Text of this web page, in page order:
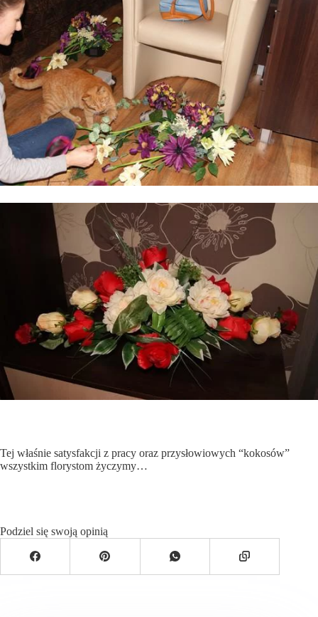
Tej właśnie satysfakcji z pracy oraz przysłowiowych “kokosów”
wszystkim florystom życzymy…
Podziel się swoją opinią